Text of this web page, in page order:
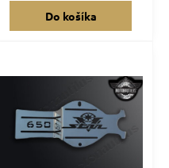
Do košíka